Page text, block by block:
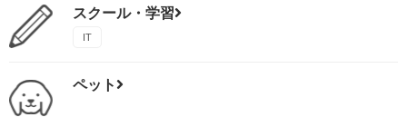
スクール・学習
IT
ペット